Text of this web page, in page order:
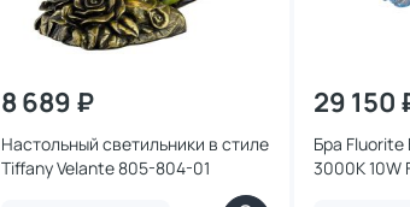
8 689 ₽
Настольный светильники в стиле
Tiffany Velante 805-804-01
29 150
Бра Fluorite
3000K 10W